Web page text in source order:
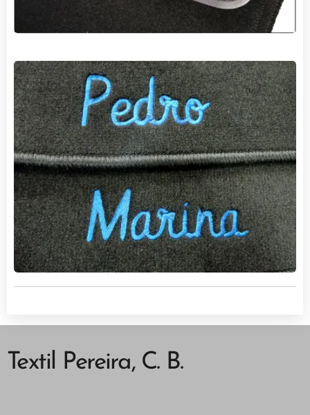
Textil Pereira, C. B.